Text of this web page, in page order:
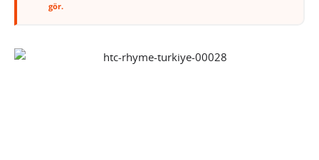
gör.